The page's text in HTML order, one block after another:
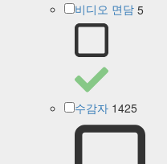
비디오 면담 5
수감자 1425